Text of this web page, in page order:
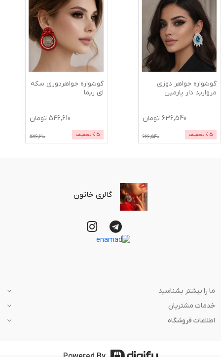
گوشواره جواهر دوزی
مروارید دار پارمین
636,540 تومان
% تخفیف 666,540
گوشواره جواهردوزی سکه
ای ریما
546,610 تومان
% تخفیف 576,610
گالری خاتون
ما را بیشتر بشناسید
خدمات مشتریان
اطلاعات فروشگاه
Powered By